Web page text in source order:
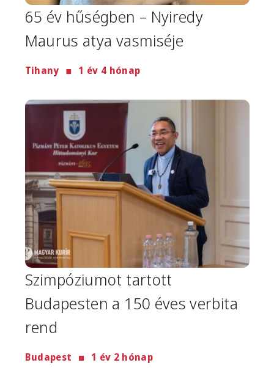
65 év hűségben – Nyiredy
Maurus atya vasmiséje
Tihany 1 év 4 hónap
Image
Szimpóziumot tartott
Budapesten a 150 éves verbita
rend
Budapest 1 év 2 hónap